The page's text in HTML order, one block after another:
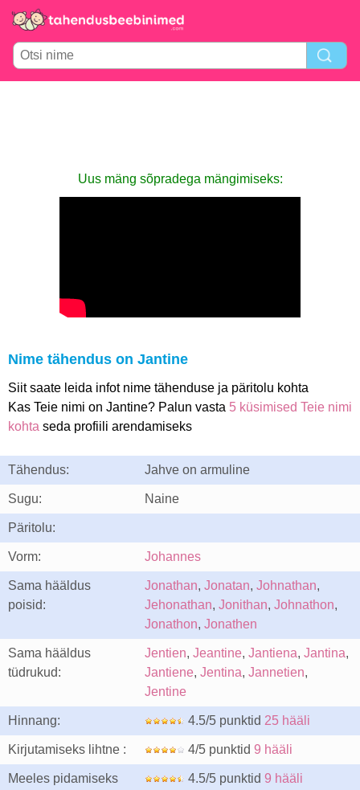
Uus mäng sõpradega mängimiseks:
Nime tähendus on Jantine
Siit saate leida infot nime tähenduse ja päritolu kohta
Kas Teie nimi on Jantine? Palun vasta 5 küsimised Teie nimi
kohta seda profiili arendamiseks
Tähendus: Jahve on armuline
Sugu: Naine
Päritolu:
Vorm: Johannes
Sama hääldus
poisid:
Jonathan, Jonatan, Johnathan,
Jehonathan, Jonithan, Johnathon,
Jonathon, Jonathen
Sama hääldus
tüdrukud:
Jentien, Jeantine, Jantiena, Jantina,
Jantiene, Jentina, Jannetien,
Jentine
Hinnang: 4.5/5 punktid 25 hääli
Kirjutamiseks lihtne : 4/5 punktid 9 hääli
Meeles pidamiseks
4.5/5 punktid 9 hääli